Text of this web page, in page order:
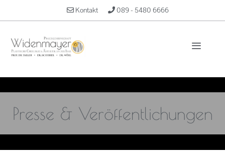
Kontakt 089 - 5480 6666
Presse & Veröffentlichungen